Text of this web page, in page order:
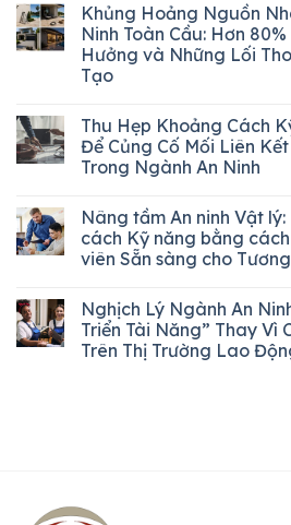
Khủng Hoảng Nguồn
Ninh Toàn Cầu: Hơn
Hưởng và Những Lối
Tạo
Thu Hẹp Khoảng Cách
Để Củng Cố Mối Liên
Trong Ngành An Ninh
Nâng tầm An ninh Vật
cách Kỹ năng bằng
viên Sẵn sàng cho
Nghịch Lý Ngành An
Triển Tài Năng” Thay Vì
Trên Thị Trường Lao